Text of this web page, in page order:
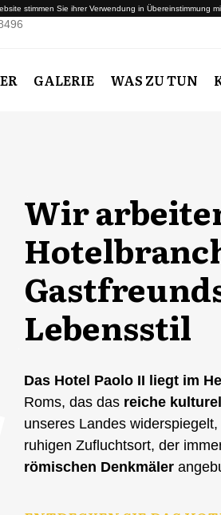
stimmen Sie ihrer Verwendung in Übereinstimmung
GALERIE WAS ZU TUN
Wir
Lebensstil
Das Hotel Paolo II liegt im
Roms, das das reiche
unseres Landes
ruhigen Zufluchtsort, der
römischen Denkmäler